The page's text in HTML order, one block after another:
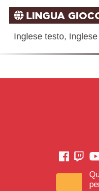
LINGUA
Inglese testo,